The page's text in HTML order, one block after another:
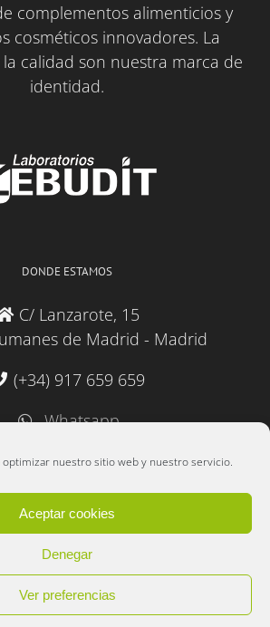
nuestro sitio web y nuestro servicio.
Aceptar cookies
Denegar
Ver preferencias
complementos alimenticios y
cosméticos innovadores. La
la calidad son nuestra marca de
identidad.
DONDE ESTAMOS
C/ Lanzarote, 15
de Madrid - Madrid
(+34) 917 659 659
Whatsapp
S.L. | Desarrollado porData 2000 Informática|
Política de privacidad y protección de datos